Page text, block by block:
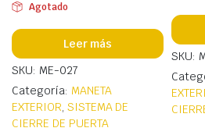
Agotado
Leer más
SKU: ME-027
Categoría: MANETA
EXTERIOR, SISTEMA DE
CIERRE DE PUERTA
SKU: